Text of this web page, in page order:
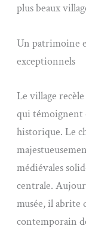
plus beaux
Un patrimoine
exceptionnels
Le village
qui témoignent
historique. Le
médiévales
centrale.
musée, il abrite
contemporain